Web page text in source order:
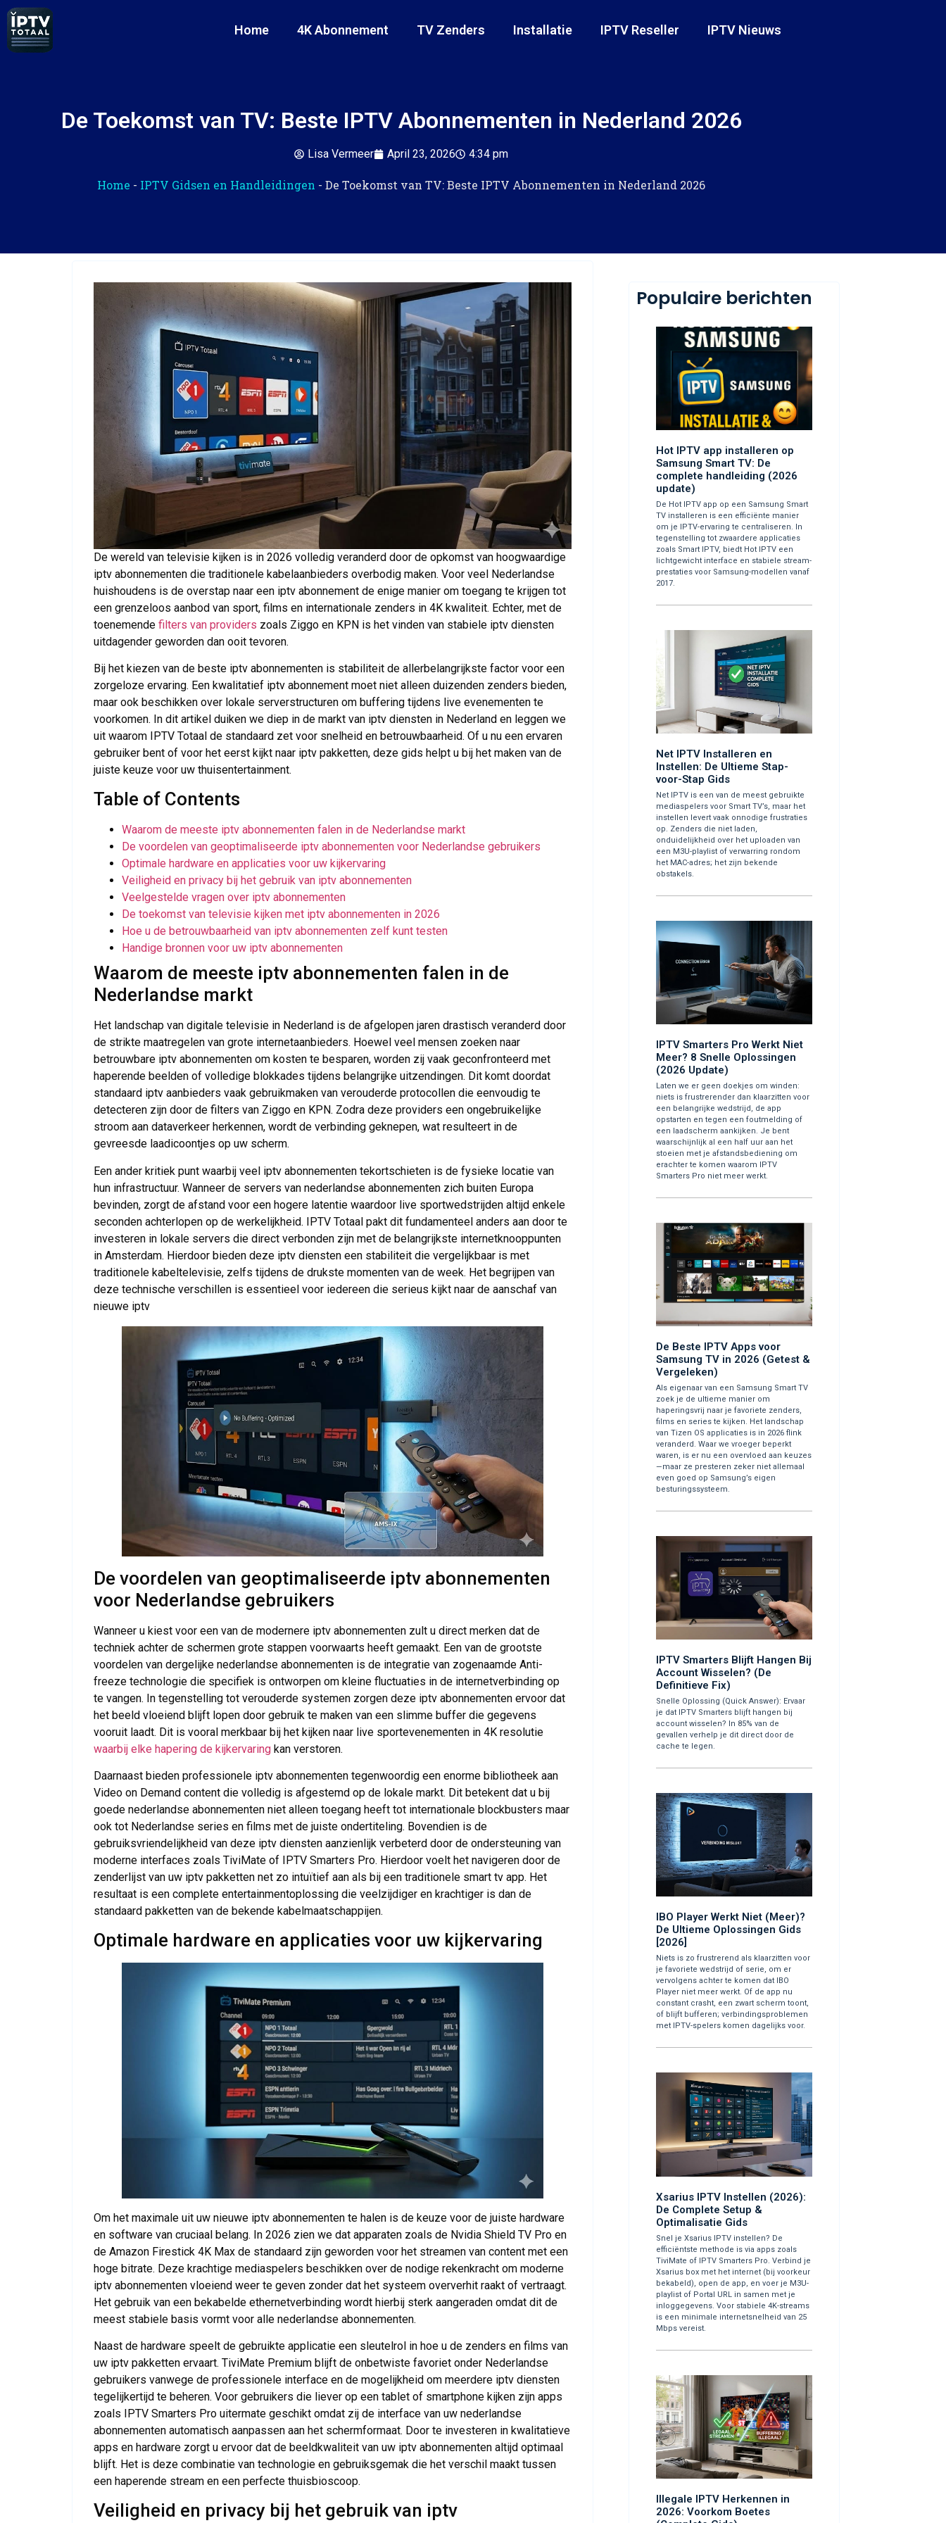
Home 4K Abonnement TV Zenders Installatie IPTV Reseller IPTV Nieuws
De Toekomst van TV: Beste IPTV Abonnementen in Nederland 2026
Lisa Vermeer April 23, 2026 4:34 pm
Home - IPTV Gidsen en Handleidingen - De Toekomst van TV: Beste IPTV Abonnementen in Nederland 2026
De wereld van televisie kijken is in 2026 volledig veranderd door de opkomst van hoogwaardige
iptv abonnementen die traditionele kabelaanbieders overbodig maken. Voor veel Nederlandse
huishoudens is de overstap naar een iptv abonnement de enige manier om toegang te krijgen tot
een grenzeloos aanbod van sport, films en internationale zenders in 4K kwaliteit. Echter, met de
toenemende filters van providers zoals Ziggo en KPN is het vinden van stabiele iptv diensten
uitdagender geworden dan ooit tevoren.
Bij het kiezen van de beste iptv abonnementen is stabiliteit de allerbelangrijkste factor voor een
zorgeloze ervaring. Een kwalitatief iptv abonnement moet niet alleen duizenden zenders bieden,
maar ook beschikken over lokale serverstructuren om buffering tijdens live evenementen te
voorkomen. In dit artikel duiken we diep in de markt van iptv diensten in Nederland en leggen we
uit waarom IPTV Totaal de standaard zet voor snelheid en betrouwbaarheid. Of u nu een ervaren
gebruiker bent of voor het eerst kijkt naar iptv pakketten, deze gids helpt u bij het maken van de
juiste keuze voor uw thuisentertainment.
Table of Contents
Waarom de meeste iptv abonnementen falen in de Nederlandse markt
De voordelen van geoptimaliseerde iptv abonnementen voor Nederlandse gebruikers
Optimale hardware en applicaties voor uw kijkervaring
Veiligheid en privacy bij het gebruik van iptv abonnementen
Veelgestelde vragen over iptv abonnementen
De toekomst van televisie kijken met iptv abonnementen in 2026
Hoe u de betrouwbaarheid van iptv abonnementen zelf kunt testen
Handige bronnen voor uw iptv abonnementen
Waarom de meeste iptv abonnementen falen in de
Nederlandse markt
Het landschap van digitale televisie in Nederland is de afgelopen jaren drastisch veranderd door
de strikte maatregelen van grote internetaanbieders. Hoewel veel mensen zoeken naar
betrouwbare iptv abonnementen om kosten te besparen, worden zij vaak geconfronteerd met
haperende beelden of volledige blokkades tijdens belangrijke uitzendingen. Dit komt doordat
standaard iptv aanbieders vaak gebruikmaken van verouderde protocollen die eenvoudig te
detecteren zijn door de filters van Ziggo en KPN. Zodra deze providers een ongebruikelijke
stroom aan dataverkeer herkennen, wordt de verbinding geknepen, wat resulteert in de
gevreesde laadicoontjes op uw scherm.
Een ander kritiek punt waarbij veel iptv abonnementen tekortschieten is de fysieke locatie van
hun infrastructuur. Wanneer de servers van nederlandse abonnementen zich buiten Europa
bevinden, zorgt de afstand voor een hogere latentie waardoor live sportwedstrijden altijd enkele
seconden achterlopen op de werkelijkheid. IPTV Totaal pakt dit fundamenteel anders aan door te
investeren in lokale servers die direct verbonden zijn met de belangrijkste internetknooppunten
in Amsterdam. Hierdoor bieden deze iptv diensten een stabiliteit die vergelijkbaar is met
traditionele kabeltelevisie, zelfs tijdens de drukste momenten van de week. Het begrijpen van
deze technische verschillen is essentieel voor iedereen die serieus kijkt naar de aanschaf van
nieuwe iptv
De voordelen van geoptimaliseerde iptv abonnementen
voor Nederlandse gebruikers
Wanneer u kiest voor een van de modernere iptv abonnementen zult u direct merken dat de
techniek achter de schermen grote stappen voorwaarts heeft gemaakt. Een van de grootste
voordelen van dergelijke nederlandse abonnementen is de integratie van zogenaamde Anti-
freeze technologie die specifiek is ontworpen om kleine fluctuaties in de internetverbinding op
te vangen. In tegenstelling tot verouderde systemen zorgen deze iptv abonnementen ervoor dat
het beeld vloeiend blijft lopen door gebruik te maken van een slimme buffer die gegevens
vooruit laadt. Dit is vooral merkbaar bij het kijken naar live sportevenementen in 4K resolutie
waarbij elke hapering de kijkervaring kan verstoren.
Daarnaast bieden professionele iptv abonnementen tegenwoordig een enorme bibliotheek aan
Video on Demand content die volledig is afgestemd op de lokale markt. Dit betekent dat u bij
goede nederlandse abonnementen niet alleen toegang heeft tot internationale blockbusters maar
ook tot Nederlandse series en films met de juiste ondertiteling. Bovendien is de
gebruiksvriendelijkheid van deze iptv diensten aanzienlijk verbeterd door de ondersteuning van
moderne interfaces zoals TiviMate of IPTV Smarters Pro. Hierdoor voelt het navigeren door de
zenderlijst van uw iptv pakketten net zo intuïtief aan als bij een traditionele smart tv app. Het
resultaat is een complete entertainmentoplossing die veelzijdiger en krachtiger is dan de
standaard pakketten van de bekende kabelmaatschappijen.
Optimale hardware en applicaties voor uw kijkervaring
Om het maximale uit uw nieuwe iptv abonnementen te halen is de keuze voor de juiste hardware
en software van cruciaal belang. In 2026 zien we dat apparaten zoals de Nvidia Shield TV Pro en
de Amazon Firestick 4K Max de standaard zijn geworden voor het streamen van content met een
hoge bitrate. Deze krachtige mediaspelers beschikken over de nodige rekenkracht om moderne
iptv abonnementen vloeiend weer te geven zonder dat het systeem oververhit raakt of vertraagt.
Het gebruik van een bekabelde ethernetverbinding wordt hierbij sterk aangeraden omdat dit de
meest stabiele basis vormt voor alle nederlandse abonnementen.
Naast de hardware speelt de gebruikte applicatie een sleutelrol in hoe u de zenders en films van
uw iptv pakketten ervaart. TiviMate Premium blijft de onbetwiste favoriet onder Nederlandse
gebruikers vanwege de professionele interface en de mogelijkheid om meerdere iptv diensten
tegelijkertijd te beheren. Voor gebruikers die liever op een tablet of smartphone kijken zijn apps
zoals IPTV Smarters Pro uitermate geschikt omdat zij de interface van uw nederlandse
abonnementen automatisch aanpassen aan het schermformaat. Door te investeren in kwalitatieve
apps en hardware zorgt u ervoor dat de beeldkwaliteit van uw iptv abonnementen altijd optimaal
blijft. Het is deze combinatie van technologie en gebruiksgemak die het verschil maakt tussen
een haperende stream en een perfecte thuisbioscoop.
Veiligheid en privacy bij het gebruik van iptv
Populaire berichten
Hot IPTV app installeren op
Samsung Smart TV: De
complete handleiding (2026
update)
De Hot IPTV app op een Samsung Smart
TV installeren is een efficiënte manier
om je IPTV-ervaring te centraliseren. In
tegenstelling tot zwaardere applicaties
zoals Smart IPTV, biedt Hot IPTV een
lichtgewicht interface en stabiele stream-
prestaties voor Samsung-modellen vanaf
2017.
Net IPTV Installeren en
Instellen: De Ultieme Stap-
voor-Stap Gids
Net IPTV is een van de meest gebruikte
mediaspelers voor Smart TV’s, maar het
instellen levert vaak onnodige frustraties
op. Zenders die niet laden,
onduidelijkheid over het uploaden van
een M3U-playlist of verwarring rondom
het MAC-adres; het zijn bekende
obstakels.
IPTV Smarters Pro Werkt Niet
Meer? 8 Snelle Oplossingen
(2026 Update)
Laten we er geen doekjes om winden:
niets is frustrerender dan klaarzitten voor
een belangrijke wedstrijd, de app
opstarten en tegen een foutmelding of
een laadscherm aankijken. Je bent
waarschijnlijk al een half uur aan het
stoeien met je afstandsbediening om
erachter te komen waarom IPTV
Smarters Pro niet meer werkt.
De Beste IPTV Apps voor
Samsung TV in 2026 (Getest &
Vergeleken)
Als eigenaar van een Samsung Smart TV
zoek je de ultieme manier om
haperingsvrij naar je favoriete zenders,
films en series te kijken. Het landschap
van Tizen OS applicaties is in 2026 flink
veranderd. Waar we vroeger beperkt
waren, is er nu een overvloed aan keuzes
—maar ze presteren zeker niet allemaal
even goed op Samsung’s eigen
besturingssysteem.
IPTV Smarters Blijft Hangen Bij
Account Wisselen? (De
Definitieve Fix)
Snelle Oplossing (Quick Answer): Ervaar
je dat IPTV Smarters blijft hangen bij
account wisselen? In 85% van de
gevallen verhelp je dit direct door de
cache te legen.
IBO Player Werkt Niet (Meer)?
De Ultieme Oplossingen Gids
[2026]
Niets is zo frustrerend als klaarzitten voor
je favoriete wedstrijd of serie, om er
vervolgens achter te komen dat IBO
Player niet meer werkt. Of de app nu
constant crasht, een zwart scherm toont,
of blijft bufferen; verbindingsproblemen
met IPTV-spelers komen dagelijks voor.
Xsarius IPTV Instellen (2026):
De Complete Setup &
Optimalisatie Gids
Snel je Xsarius IPTV instellen? De
efficiëntste methode is via apps zoals
TiviMate of IPTV Smarters Pro. Verbind je
Xsarius box met het internet (bij voorkeur
bekabeld), open de app, en voer je M3U-
playlist of Portal URL in samen met je
inloggegevens. Voor stabiele 4K-streams
is een minimale internetsnelheid van 25
Mbps vereist.
Illegale IPTV Herkennen in
2026: Voorkom Boetes